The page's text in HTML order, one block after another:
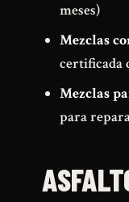
meses)
Mezclas
certificada
Mezclas
para